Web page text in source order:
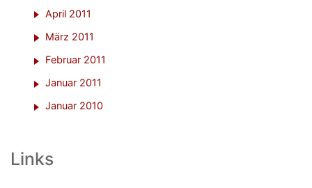
April 2011
März 2011
Februar 2011
Januar 2011
Januar 2010
Links